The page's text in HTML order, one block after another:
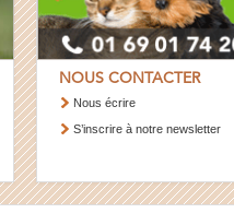
NOUS CONTACTER
Nous écrire
S’inscrire à notre newsletter